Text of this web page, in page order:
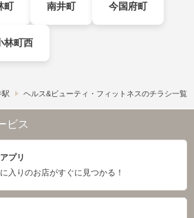
町 南井町 今国府町
林町西
駅 ヘルス&ビューティ・フィットネスのチラシ一覧
ビス
プリ
入りのお店がすぐに見つかる！